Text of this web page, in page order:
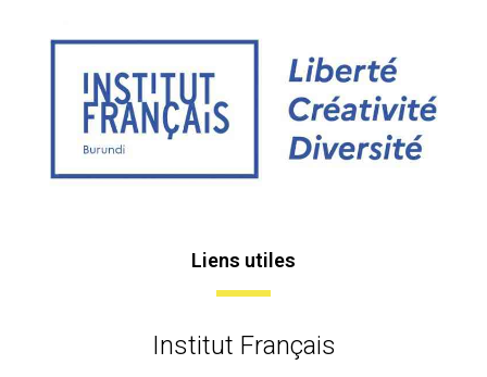
Liens utiles
Institut Français